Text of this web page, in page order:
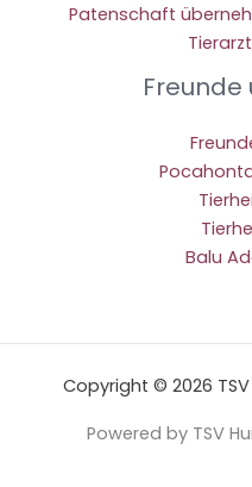
Patenschaft
Balu
Copyright © 2026
Powered by TSV